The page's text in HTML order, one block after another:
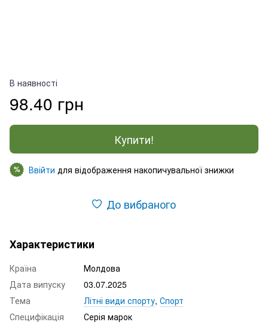
В наявності
98.40 грн
Купити!
% Ввійти для відображення накопичувальної знижки
До вибраного
Характеристики
Країна
Молдова
Дата випуску
03.07.2025
Тема
Літні види спорту, Спорт
Специфікація
Серія марок